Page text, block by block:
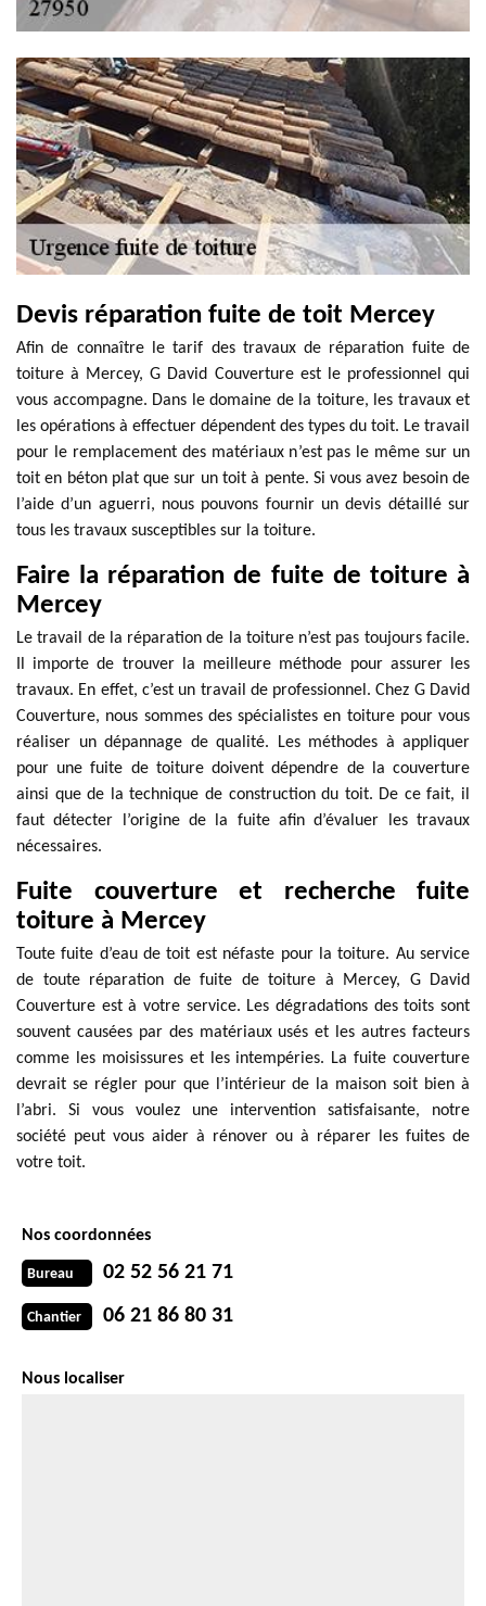
Devis réparation fuite de toit Mercey
Afin de connaître le tarif des travaux de réparation fuite de
toiture à Mercey, G David Couverture est le professionnel qui
vous accompagne. Dans le domaine de la toiture, les travaux et
les opérations à effectuer dépendent des types du toit. Le travail
pour le remplacement des matériaux n’est pas le même sur un
toit en béton plat que sur un toit à pente. Si vous avez besoin de
l’aide d’un aguerri, nous pouvons fournir un devis détaillé sur
tous les travaux susceptibles sur la toiture.
Faire la réparation de fuite de toiture à
Mercey
Le travail de la réparation de la toiture n’est pas toujours facile.
Il importe de trouver la meilleure méthode pour assurer les
travaux. En effet, c’est un travail de professionnel. Chez G David
Couverture, nous sommes des spécialistes en toiture pour vous
réaliser un dépannage de qualité. Les méthodes à appliquer
pour une fuite de toiture doivent dépendre de la couverture
ainsi que de la technique de construction du toit. De ce fait, il
faut détecter l’origine de la fuite afin d’évaluer les travaux
nécessaires.
Fuite couverture et recherche fuite
toiture à Mercey
Toute fuite d’eau de toit est néfaste pour la toiture. Au service
de toute réparation de fuite de toiture à Mercey, G David
Couverture est à votre service. Les dégradations des toits sont
souvent causées par des matériaux usés et les autres facteurs
comme les moisissures et les intempéries. La fuite couverture
devrait se régler pour que l’intérieur de la maison soit bien à
l’abri. Si vous voulez une intervention satisfaisante, notre
société peut vous aider à rénover ou à réparer les fuites de
votre toit.
Nos coordonnées
Bureau 02 52 56 21 71
Chantier 06 21 86 80 31
Nous localiser